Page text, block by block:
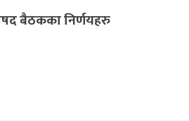
बैठकका निर्णयहरु